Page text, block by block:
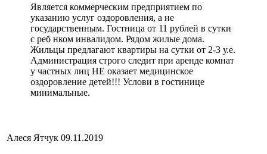
Является коммерческим предприятием по
указанию услуг оздоровления, а не
государственным. Гостница от 11 рублей в сутки
с реб нком инвалидом. Рядом жилые дома.
Жильцы предлагают квартиры на сутки от 2-3 у.е.
Администрация строго следит при аренде комнат
у частных лиц НЕ оказает медицинское
оздоровление детей!!! Услови в гостинице
минимальные.
Алеся Ятчук 09.11.2019